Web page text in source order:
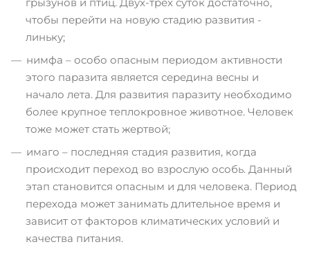
чтобы перейти на новую стадию развития -
линьку;
нимфа – особо опасным периодом активности
этого паразита является середина весны и
начало лета. Для развития паразиту необходимо
более крупное теплокровное животное. Человек
тоже может стать жертвой;
имаго – последняя стадия развития, когда
происходит переход во взрослую особь. Данный
этап становится опасным и для человека. Период
перехода может занимать длительное время и
зависит от факторов климатических условий и
качества питания.